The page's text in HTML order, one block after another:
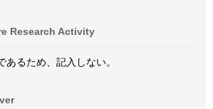
Research Activity
あるため、記入しない。